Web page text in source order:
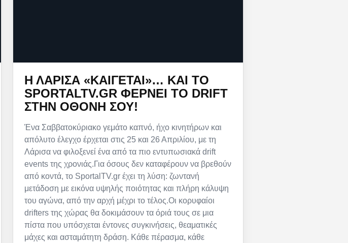
Η ΛΆΡΙΣΑ «ΚΑΊΓΕΤΑΙ»… ΚΑΙ ΤΟ
SPORTALTV.GR ΦΈΡΝΕΙ ΤΟ DRIFT
ΣΤΗΝ ΟΘΌΝΗ ΣΟΥ!
Ένα Σαββατοκύριακο γεμάτο καπνό, ήχο κινητήρων και
απόλυτο έλεγχο έρχεται στις 25 και 26 Απριλίου, με τη
Λάρισα να φιλοξενεί ένα από τα πιο εντυπωσιακά drift
events της χρονιάς.Για όσους δεν καταφέρουν να βρεθούν
από κοντά, το SportalTV.gr έχει τη λύση: ζωντανή
μετάδοση με εικόνα υψηλής ποιότητας και πλήρη κάλυψη
του αγώνα, από την αρχή μέχρι το τέλος.Οι κορυφαίοι
drifters της χώρας θα δοκιμάσουν τα όριά τους σε μια
πίστα που υπόσχεται έντονες συγκινήσεις, θεαματικές
μάχες και ασταμάτητη δράση. Κάθε πέρασμα, κάθε